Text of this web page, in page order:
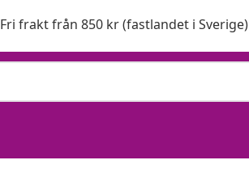
Fri frakt från 850 kr (fastlandet i Sverige)